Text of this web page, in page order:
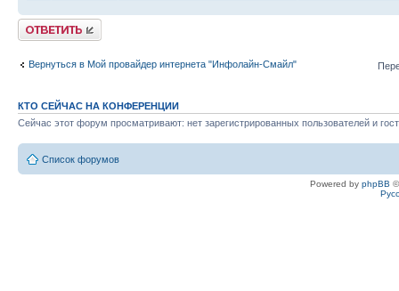
Ответить
Вернуться в Мой провайдер интернета "Инфолайн-Смайл"
КТО СЕЙЧАС НА КОНФЕРЕНЦИИ
Сейчас этот форум просматривают: нет зарегистрированных пользователей и
Список форумов
Powered by phpBB